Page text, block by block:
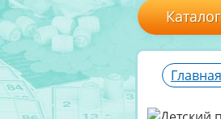
Каталог
Главная